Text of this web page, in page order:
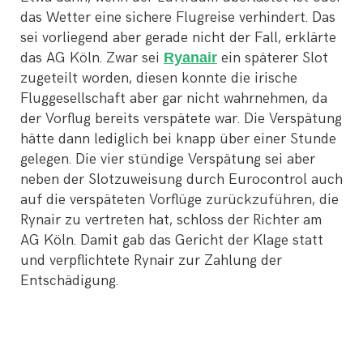
das Wetter eine sichere Flugreise verhindert. Das
sei vorliegend aber gerade nicht der Fall, erklärte
das AG Köln. Zwar sei Ryanair ein späterer Slot
zugeteilt worden, diesen konnte die irische
Fluggesellschaft aber gar nicht wahrnehmen, da
der Vorflug bereits verspätete war. Die Verspätung
hätte dann lediglich bei knapp über einer Stunde
gelegen. Die vier stündige Verspätung sei aber
neben der Slotzuweisung durch Eurocontrol auch
auf die verspäteten Vorflüge zurückzuführen, die
Rynair zu vertreten hat, schloss der Richter am
AG Köln. Damit gab das Gericht der Klage statt
und verpflichtete Rynair zur Zahlung der
Entschädigung.